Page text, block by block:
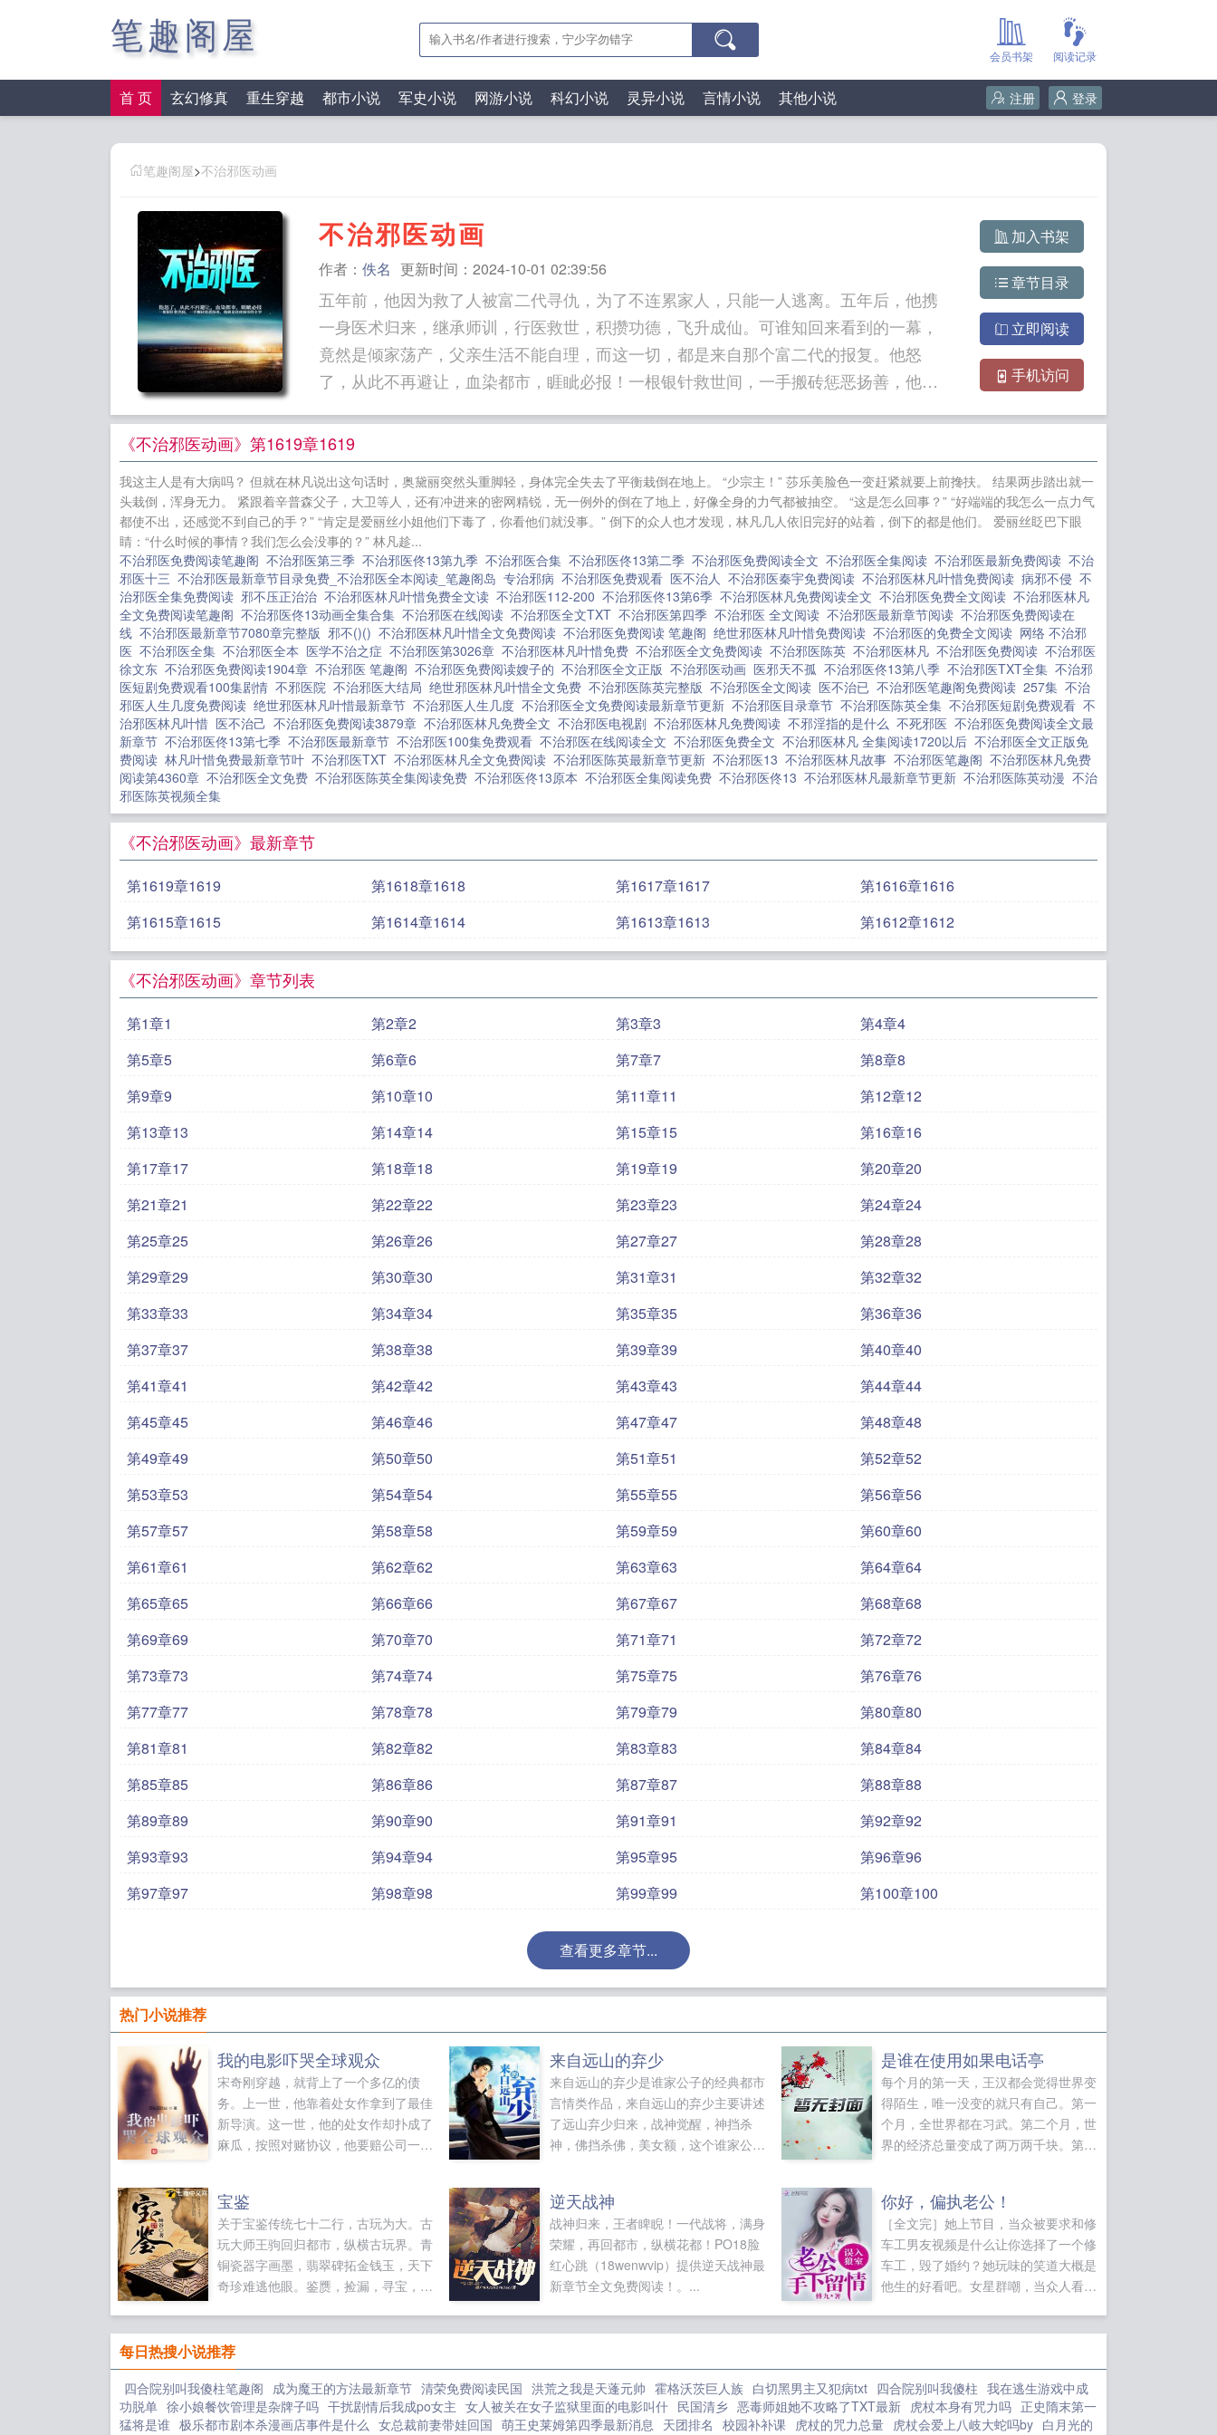
笔趣阁屋 阅读记录
会员书架
首 页 玄幻修真 重生穿越 都市小说 军史小说 网游小说 科幻小说 灵异小说 言情小说 其他小说 登录
注册
笔趣阁屋>不治邪医动画
不治邪医动画
作者： 佚名 更新时间：2024-10-01 02:39:56
五年前，他因为救了人被富二代寻仇，为了不连累家人，只能一人逃离。五年后，他携
一身医术归来，继承师训，行医救世，积攒功德，飞升成仙。可谁知回来看到的一幕，
竟然是倾家荡产，父亲生活不能自理，而这一切，都是来自那个富二代的报复。他怒
了，从此不再避让，血染都市，睚眦必报！一根银针救世间，一手搬砖惩恶扬善，他就
裙子有什么错？
春色来 在年代文里扮演锦鲤福气包 快穿系统我的宿主是仇敌 漫入你心 武道人仙 神医
傻妃狠嚣张 一个方法，让父皇对我刮目相看 地底世界的恐怖游戏 问仙证道 顾总，太
太又去男科给你挂号了 百里无忧凄凄凉 长生：从剥夺万物天赋开始 逍遥小术士 抄家
流放后，我搬空国库抵抗战乱
加入书架
章节目录
立即阅读
手机访问
《不治邪医动画》第1619章1619
我这主人是有大病吗？ 但就在林凡说出这句话时，奥黛丽突然头重脚轻，身体完全失去了平衡栽倒在地上。 “少宗主！” 莎乐美脸色一变赶紧就要上前搀扶。 结果两步踏出就一
头栽倒，浑身无力。 紧跟着辛普森父子，大卫等人，还有冲进来的密网精锐，无一例外的倒在了地上，好像全身的力气都被抽空。 “这是怎么回事？” “好端端的我怎么一点力气
都使不出，还感觉不到自己的手？” “肯定是爱丽丝小姐他们下毒了，你看他们就没事。” 倒下的众人也才发现，林凡几人依旧完好的站着，倒下的都是他们。 爱丽丝眨巴下眼
睛：“什么时候的事情？我们怎么会没事的？” 林凡趁...
不治邪医免费阅读笔趣阁 不治邪医第三季 不治邪医佟13第九季 不治邪医合集 不治邪医佟13第二季 不治邪医免费阅读全文 不治邪医全集阅读 不治邪医最新免费阅读 不治
邪医十三 不治邪医最新章节目录免费_不治邪医全本阅读_笔趣阁岛 专治邪病 不治邪医免费观看 医不治人 不治邪医秦宇免费阅读 不治邪医林凡叶惜免费阅读 病邪不侵 不
治邪医全集免费阅读 邪不压正治治 不治邪医林凡叶惜免费全文读 不治邪医112-200 不治邪医佟13第6季 不治邪医林凡免费阅读全文 不治邪医免费全文阅读 不治邪医林凡
全文免费阅读笔趣阁 不治邪医佟13动画全集合集 不治邪医在线阅读 不治邪医全文TXT 不治邪医第四季 不治邪医 全文阅读 不治邪医最新章节阅读 不治邪医免费阅读在
线 不治邪医最新章节7080章完整版 邪不()() 不治邪医林凡叶惜全文免费阅读 不治邪医免费阅读 笔趣阁 绝世邪医林凡叶惜免费阅读 不治邪医的免费全文阅读 网络 不治邪
医 不治邪医全集 不治邪医全本 医学不治之症 不治邪医第3026章 不治邪医林凡叶惜免费 不治邪医全文免费阅读 不治邪医陈英 不治邪医林凡 不治邪医免费阅读 不治邪医
徐文东 不治邪医免费阅读1904章 不治邪医 笔趣阁 不治邪医免费阅读嫂子的 不治邪医全文正版 不治邪医动画 医邪天不孤 不治邪医佟13第八季 不治邪医TXT全集 不治邪
医短剧免费观看100集剧情 不邪医院 不治邪医大结局 绝世邪医林凡叶惜全文免费 不治邪医陈英完整版 不治邪医全文阅读 医不治已 不治邪医笔趣阁免费阅读 257集 不治
邪医人生几度免费阅读 绝世邪医林凡叶惜最新章节 不治邪医人生几度 不治邪医全文免费阅读最新章节更新 不治邪医目录章节 不治邪医陈英全集 不治邪医短剧免费观看 不
治邪医林凡叶惜 医不治己 不治邪医免费阅读3879章 不治邪医林凡免费全文 不治邪医电视剧 不治邪医林凡免费阅读 不邪淫指的是什么 不死邪医 不治邪医免费阅读全文最
新章节 不治邪医佟13第七季 不治邪医最新章节 不治邪医100集免费观看 不治邪医在线阅读全文 不治邪医免费全文 不治邪医林凡 全集阅读1720以后 不治邪医全文正版免
费阅读 林凡叶惜免费最新章节叶 不治邪医TXT 不治邪医林凡全文免费阅读 不治邪医陈英最新章节更新 不治邪医13 不治邪医林凡故事 不治邪医笔趣阁 不治邪医林凡免费
阅读第4360章 不治邪医全文免费 不治邪医陈英全集阅读免费 不治邪医佟13原本 不治邪医全集阅读免费 不治邪医佟13 不治邪医林凡最新章节更新 不治邪医陈英动漫 不治
邪医陈英视频全集
《不治邪医动画》最新章节
第1619章1619 第1618章1618 第1617章1617
第1616章1616
第1615章1615
第1614章1614 第1613章1613 第1612章1612
《不治邪医动画》章节列表
第1章1 第2章2 第3章3
第4章4
第5章5
第6章6 第7章7
第8章8
第9章9
第10章10 第11章11
第12章12
第13章13
第14章14 第15章15
第16章16
第17章17
第18章18 第19章19
第20章20
第21章21
第22章22 第23章23
第24章24
第25章25
第26章26 第27章27
第28章28
第29章29
第30章30 第31章31
第32章32
第33章33
第34章34 第35章35
第36章36
第37章37
第38章38 第39章39
第40章40
第41章41
第42章42 第43章43
第44章44
第45章45
第46章46 第47章47
第48章48
第49章49
第50章50 第51章51
第52章52
第53章53
第54章54 第55章55
第56章56
第57章57
第58章58 第59章59
第60章60
第61章61
第62章62 第63章63
第64章64
第65章65
第66章66 第67章67
第68章68
第69章69
第70章70 第71章71
第72章72
第73章73
第74章74 第75章75
第76章76
第77章77
第78章78 第79章79
第80章80
第81章81
第82章82 第83章83
第84章84
第85章85
第86章86 第87章87
第88章88
第89章89
第90章90 第91章91
第92章92
第93章93
第94章94 第95章95
第96章96
第97章97
第98章98 第99章99 第100章100
查看更多章节...
热门小说推荐
我的电影吓哭全球观众
宋奇刚穿越，就背上了一个多亿的债
务。上一世，他靠着处女作拿到了最佳
新导演。这一世，他的处女作却扑成了
麻瓜，按照对赌协议，他要赔公司一个
的黑丝长腿美得惊心动魄，但从她口中
说出的话，却如同恶魔。宋奇知道这个
女人只是在说气话，但割腰子是假，可
他的对赌协议却是真的。能肉偿么？你
做梦呢？为了偿还这一个多亿的债务，
宋奇只能厚着脸皮提议安总，要不，你
再借我一千万？在这个恐怖片导演们还
在拍着书生狐仙，山村野鬼的传统故事
时，宋奇用一部大白鲨，让全世界的观
众都体会到了肾上腺素爆棚的刺激，也
开启了他恐怖片教父的辉煌生涯！如果
来自远山的弃少
来自远山的弃少是谁家公子的经典都市
言情类作品，来自远山的弃少主要讲述
了远山弃少归来，战神觉醒，神挡杀
神，佛挡杀佛，美女额，这个谁家公子
自远山的弃少最新章节全文免费阅
读！。...
是谁在使用如果电话亭
每个月的第一天，王汉都会觉得世界变
得陌生，唯一没变的就只有自己。第一
个月，全世界都在习武。第二个月，世
界的经济总量变成了两万两千块。第三
第六个月，灵气复苏。如果您喜欢是谁
在使用如果电话亭，别忘记分享给朋
友...
宝鉴
关于宝鉴传统七十二行，古玩为大。古
玩大师王驹回归都市，纵横古玩界。青
铜瓷器字画墨，翡翠碑拓金钱玉，天下
奇珍难逃他眼。鉴赝，捡漏，寻宝，赌
逆天战神
战神归来，王者睥睨！一代战将，满身
荣耀，再回都市，纵横花都！PO18脸
红心跳（18wenwvip）提供逆天战神最
新章节全文免费阅读！。...
你好，偏执老公！
［全文完］她上节目，当众被要求和修
车工男友视频是什么让你选择了一个修
车工，毁了婚约？她玩味的笑道大概是
他生的好看吧。女星群嘲，当众人看见
调薄凉，又有传闻他身有隐疾，体弱多
病。她他的确是有病，一日不见就得相
思病。面对他人横刀夺爱，他淡漠讽刺
被狮子保护过的女人，不会再爱上野
每日热搜小说推荐
四合院别叫我傻柱笔趣阁 成为魔王的方法最新章节 清荣免费阅读民国 洪荒之我是天蓬元帅 霍格沃茨巨人族 白切黑男主又犯病txt 四合院别叫我傻柱 我在逃生游戏中成
功脱单 徐小娘餐饮管理是杂牌子吗 干扰剧情后我成po女主 女人被关在女子监狱里面的电影叫什 民国清乡 恶毒师姐她不攻略了TXT最新 虎杖本身有咒力吗 正史隋末第一
猛将是谁 极乐都市剧本杀漫画店事件是什么 女总裁前妻带娃回国 萌王史莱姆第四季最新消息 天团排名 校园补补课 虎杖的咒力总量 虎杖会爱上八岐大蛇吗by 白月光的